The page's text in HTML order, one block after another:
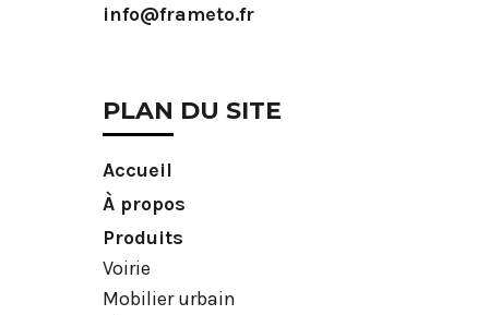
info@frameto.fr
PLAN DU SITE
Accueil
À propos
Produits
Voirie
Mobilier urbain